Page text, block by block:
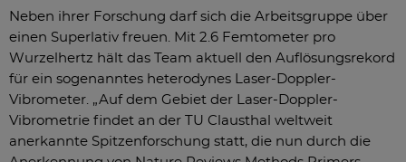
Neben ihrer Forschung darf sich die Arbeitsgruppe über
einen Superlativ freuen. Mit 2.6 Femtometer pro
Wurzelhertz hält das Team aktuell den Auflösungsrekord
für ein sogenanntes heterodynes Laser-Doppler-
Vibrometer. „Auf dem Gebiet der Laser-Doppler-
Vibrometrie findet an der TU Clausthal weltweit
anerkannte Spitzenforschung statt, die nun durch die